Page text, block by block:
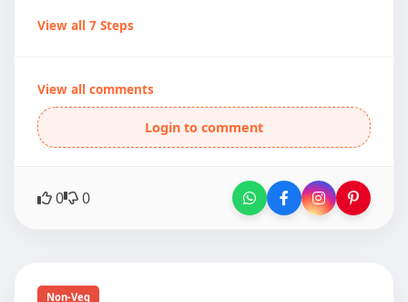
View all 7 Steps
View all comments
Login to comment
0 0
Non-Veg